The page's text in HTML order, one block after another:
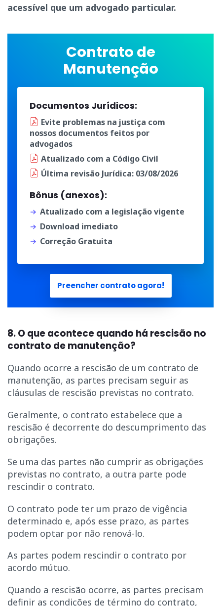
acessível que um advogado particular.
Contrato de
Manutenção
Documentos Jurídicos:
Evite problemas na justiça com
nossos documentos feitos por
advogados
Atualizado com a Código Civil
Última revisão Jurídica: 03/08/2026
Bônus (anexos):
Atualizado com a legislação vigente
Download imediato
Correção Gratuita
Preencher contrato agora!
8. O que acontece quando há rescisão no
contrato de manutenção?
Quando ocorre a rescisão de um contrato de
manutenção, as partes precisam seguir as
cláusulas de rescisão previstas no contrato.
Geralmente, o contrato estabelece que a
rescisão é decorrente do descumprimento das
obrigações.
Se uma das partes não cumprir as obrigações
previstas no contrato, a outra parte pode
rescindir o contrato.
O contrato pode ter um prazo de vigência
determinado e, após esse prazo, as partes
podem optar por não renová-lo.
As partes podem rescindir o contrato por
acordo mútuo.
Quando a rescisão ocorre, as partes precisam
definir as condições de término do contrato,